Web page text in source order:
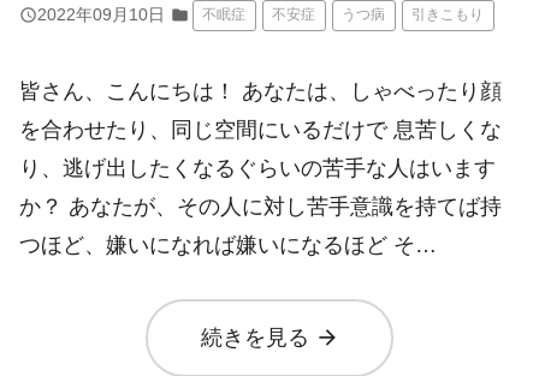
query_builder2022年09月10日 folder 不眠症 不安症 うつ病 引きこもり
皆さん、こんにちは！ あなたは、しゃべったり顔
を合わせたり、同じ空間にいるだけで 息苦しくな
り、逃げ出したくなるぐらいの苦手な人はいます
か？ あなたが、その人に対し苦手意識を持てば持
つほど、嫌いになれば嫌いになるほど そ…
続きを見る arrow_forward